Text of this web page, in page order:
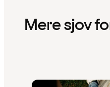
Mere sjov